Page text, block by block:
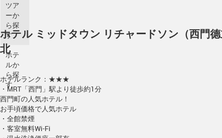
ツア
ーか
ら探
す
ホテ
ルか
ら探
す
ホテル ミッドタウン リチャードソン（西門
北
ホテルランク：★★★
・MRT「西門」駅より徒歩約1分
西門町の人気ホテル！
お手頃価格で人気ホテル
・全館禁煙
・客室無料Wi-Fi